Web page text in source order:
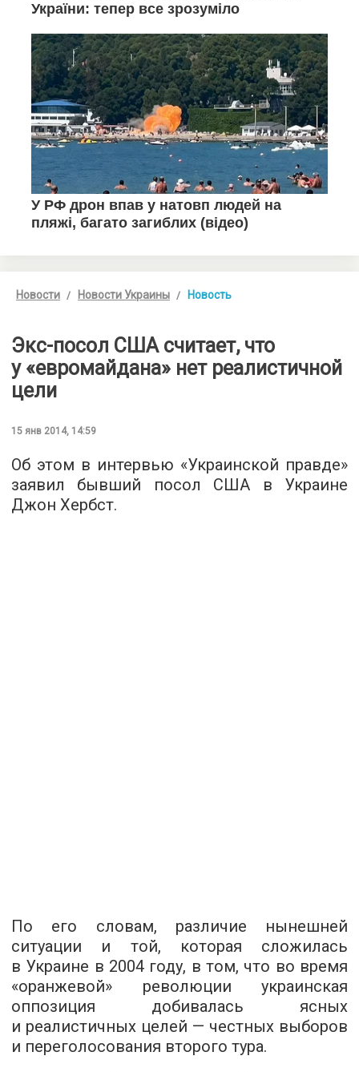
Новости Новости Украины Новость
Экс-посол США считает, что
у «евромайдана» нет реалистичной
цели
15 янв 2014, 14:59
Об этом в интервью «Украинской правде»
заявил бывший посол США в Украине
Джон Хербст.
По его словам, различие нынешней
ситуации и той, которая сложилась
в Украине в 2004 году, в том, что во время
«оранжевой» революции украинская
оппозиция добивалась ясных
и реалистичных целей — честных выборов
и переголосования второго тура.